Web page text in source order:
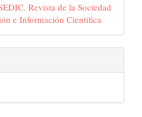
Revista de la Sociedad
e Información Científica